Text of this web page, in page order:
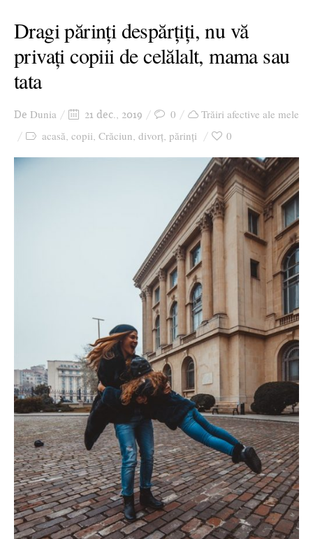
Dragi părinți despărțiți, nu vă
privați copiii de celălalt, mama sau
tata
De Dunia 21 dec., 2019 0
Trăiri afective ale mele
acasă copii Crăciun divorț părinți 0